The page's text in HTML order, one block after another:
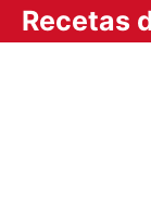
Saltar
al
Recetas